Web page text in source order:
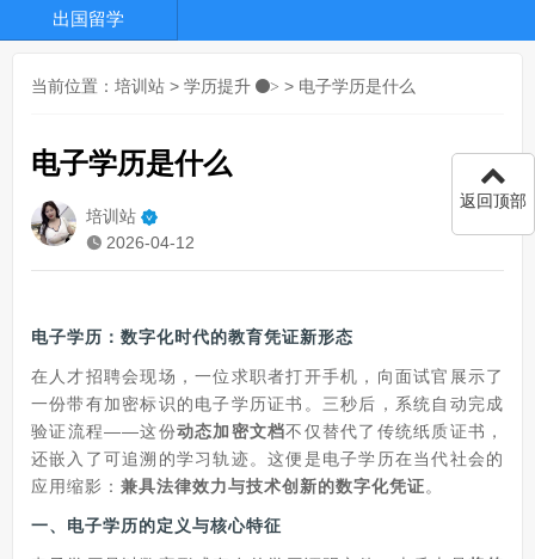
出国留学
当前位置： 培训站 > 学历提升 > > 电子学历是什么
电子学历是什么
培训站
2026-04-12
电子学历：数字化时代的教育凭证新形态
在人才招聘会现场，一位求职者打开手机，向面试官展示了
一份带有加密标识的电子学历证书。三秒后，系统自动完成
验证流程——这份动态加密文档不仅替代了传统纸质证书，
还嵌入了可追溯的学习轨迹。这便是电子学历在当代社会的
应用缩影： 兼具法律效力与技术创新的数字化凭证。
一、电子学历的定义与核心特征
返回顶部